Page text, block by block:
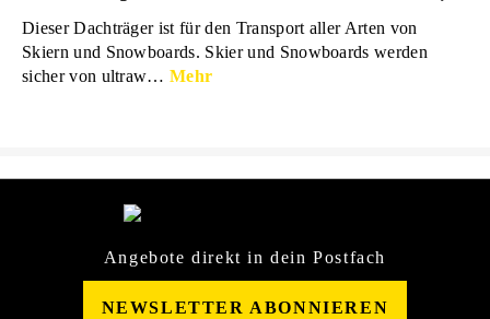
Dieser Dachträger ist für den Transport aller Arten von
Skiern und Snowboards. Skier und Snowboards werden
sicher von ultraw…Mehr
Angebote direkt in dein Postfach
NEWSLETTER ABONNIEREN